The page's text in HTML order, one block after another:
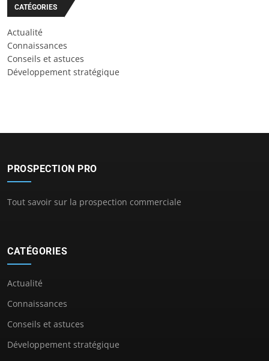
CATÉGORIES
Actualité
Connaissances
Conseils et astuces
Développement stratégique
PROSPECTION PRO
Tout savoir sur la prospection commerciale
CATÉGORIES
Actualité
Connaissances
Conseils et astuces
Développement stratégique